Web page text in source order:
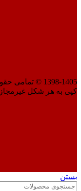
1398-1405 ©
کپی به هر شکل
بستن